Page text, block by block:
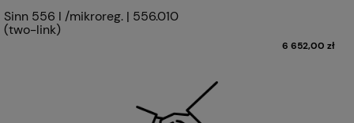
Sinn 556 I /mikroreg. | 556.010
(two-link)
6 652,00 zł